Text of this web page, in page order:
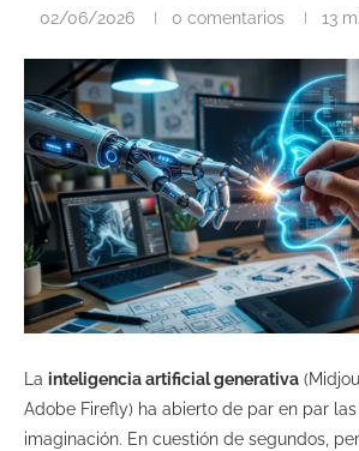
02/06/2026 0 comentarios 13
La inteligencia artificial generativa
Adobe Firefly) ha abierto de par en par
imaginación. En cuestión de segundos,